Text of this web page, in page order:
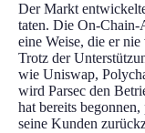
Der Markt
taten. Die On-
eine Weise, die er
Trotz der
wie Uniswap,
wird Parsec den
hat bereits
seine Kunden